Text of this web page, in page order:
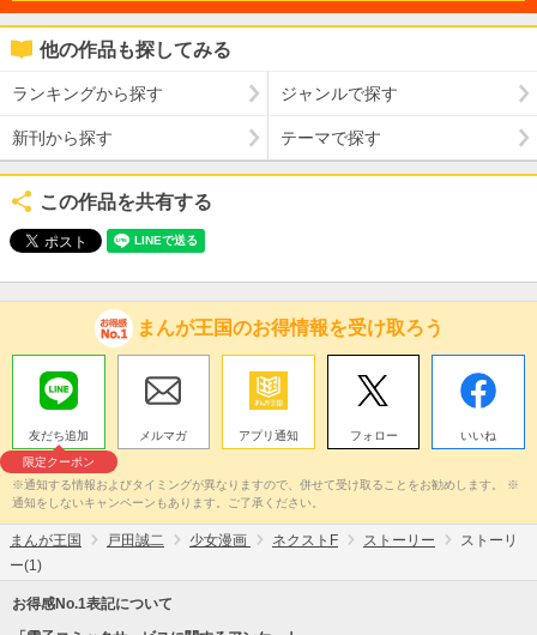
他の作品も探してみる
ランキングから探す ジャンルで探す
新刊から探す テーマで探す
この作品を共有する
まんが王国のお得情報を受け取ろう
友だち追加
限定クーポン
メルマガ アプリ通知 フォロー いいね
※通知する情報およびタイミングが異なりますので、併せて受け取ることをお勧めします。 ※
通知をしないキャンペーンもあります。ご了承ください。
まんが王国 戸田誠二 少女漫画 ネクストF ストーリー
ストーリ
ー(1)
お得感No.1表記について